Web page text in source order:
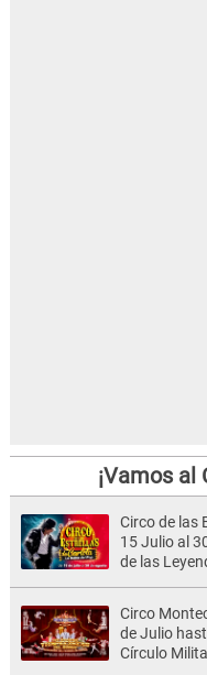
¡Vamos al
Circo de las
15 Julio al
de las
Circo
de Julio
Círculo